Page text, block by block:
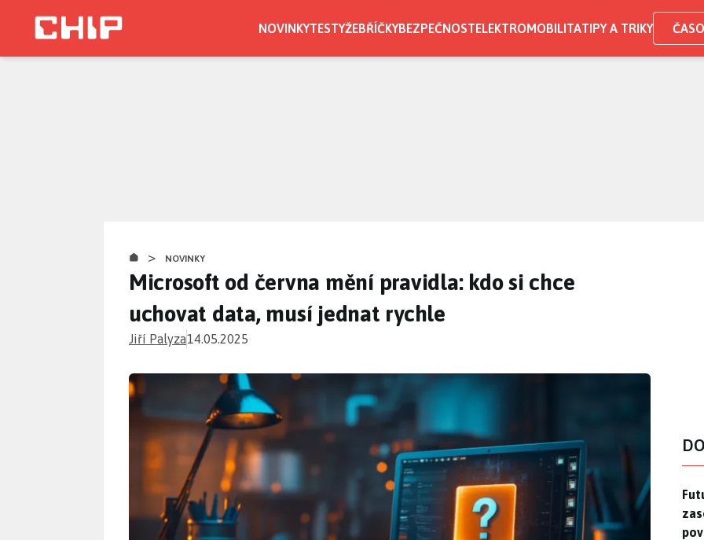
NOVINKYTESTYŽEBŘÍČKYBEZPEČNOSTELEKTROMOBILITATIPY A TRIKY
> NOVINKY
Microsoft od června mění pravidla: kdo si chce
uchovat data, musí jednat rychle
Jiří Palyza14.05.2025